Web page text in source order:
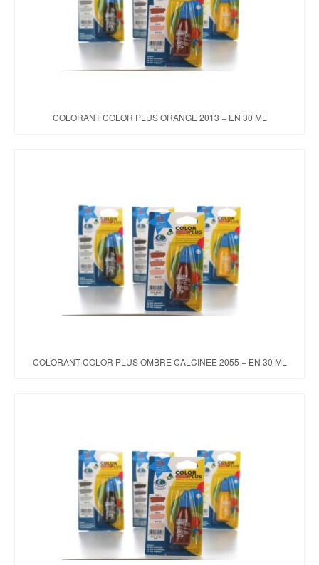
COLORANT COLOR PLUS ORANGE 2013 + EN 30 ML
COLORANT COLOR PLUS OMBRE CALCINEE 2055 + EN 30 ML